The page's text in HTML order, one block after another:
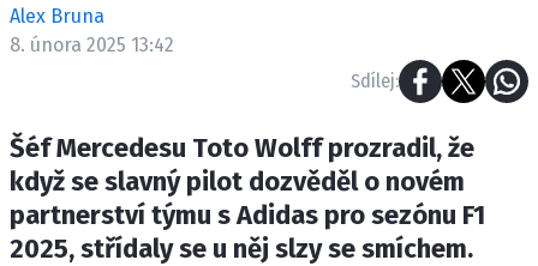
OSOBNÍ ÚDAJE / COOKIES
Provozovatelem serveru F1NEWS.cz je
INCORP MEDIA GROUP s.r.o., IČ: 118 23 054
Alex Bruna
8. února 2025 13:42
Sdílej:
Šéf Mercedesu Toto Wolff prozradil, že
když se slavný pilot dozvěděl o novém
partnerství týmu s Adidas pro sezónu F1
2025, střídaly se u něj slzy se smíchem.